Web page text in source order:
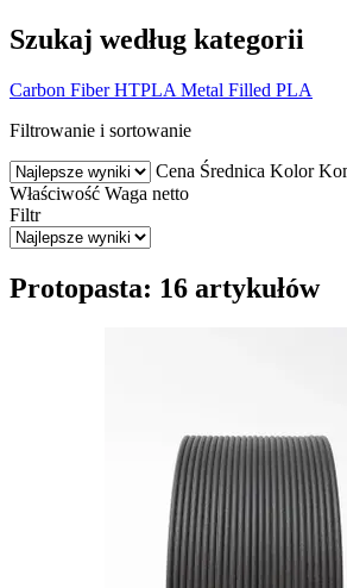
Szukaj według kategorii
Carbon Fiber HTPLA Metal Filled PLA
Filtrowanie i sortowanie
Cena Średnica Kolor
Właściwość Waga netto
Filtr
Protopasta: 16 artykułów